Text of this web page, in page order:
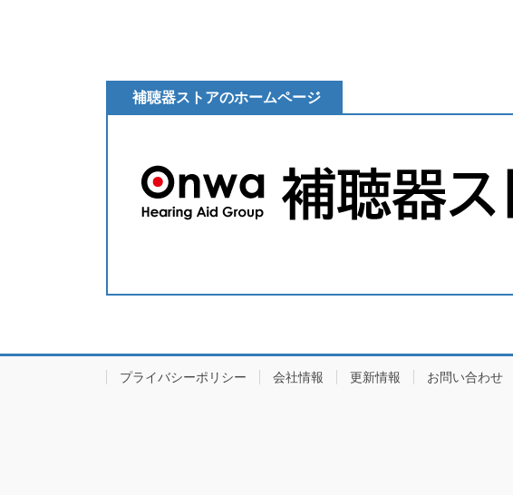
補聴器ストアのホームページ
プライバシーポリシー 会社情報 更新情報 お問い合わせ